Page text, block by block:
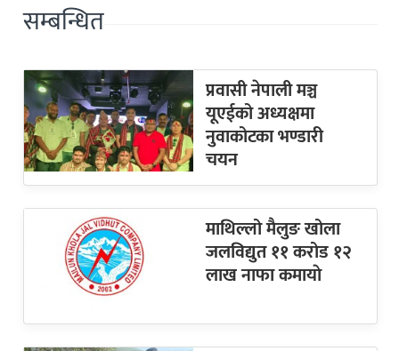
सम्बन्धित
प्रवासी नेपाली मञ्च
यूएईको अध्यक्षमा
नुवाकोटका भण्डारी
चयन
माथिल्लो मैलुङ खोला
जलविद्युत ११ करोड १२
लाख नाफा कमायाे